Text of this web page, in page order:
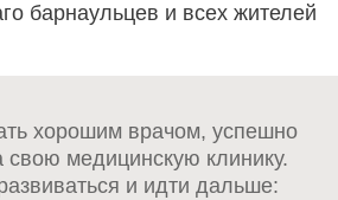
барнаульцев и всех жителей
хорошим врачом, успешно
свою медицинскую клинику.
и идти дальше: